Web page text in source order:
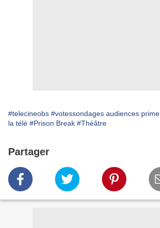
#telecineobs #votessondages audiences prime
la télé #Prison Break #Théâtre
Partager